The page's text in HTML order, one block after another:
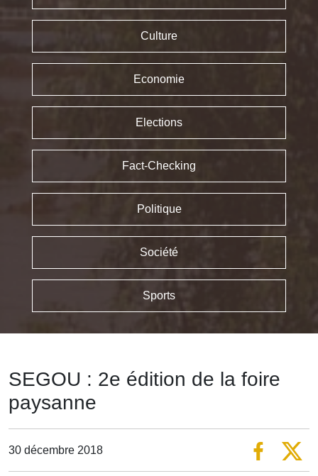
Culture
Economie
Elections
Fact-Checking
Politique
Société
Sports
SEGOU : 2e édition de la foire
paysanne
30 décembre 2018